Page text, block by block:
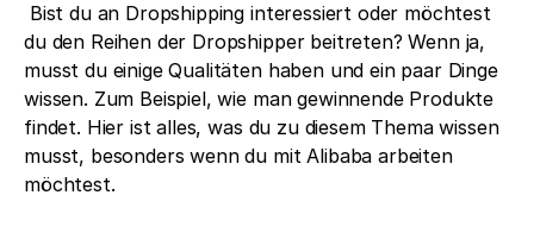
Bist du an Dropshipping interessiert oder möchtest
du den Reihen der Dropshipper beitreten? Wenn ja,
musst du einige Qualitäten haben und ein paar Dinge
wissen. Zum Beispiel, wie man gewinnende Produkte
findet. Hier ist alles, was du zu diesem Thema wissen
musst, besonders wenn du mit Alibaba arbeiten
möchtest.